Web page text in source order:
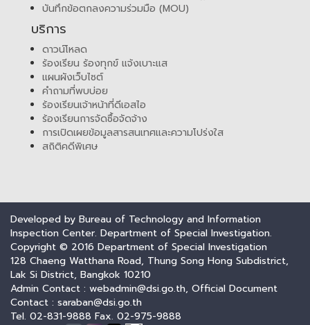
บันทึกข้อตกลงความร่วมมือ (MOU)
บริการ
ดาวน์โหลด
ร้องเรียน ร้องทุกข์ แจ้งเบาะแส
แผนผังเว็บไซต์
คำถามที่พบบ่อย
ร้องเรียนเจ้าหน้าที่ดีเอสไอ
ร้องเรียนการจัดซื้อจัดจ้าง
การเปิดเผยข้อมูลสารสนเทศและความโปร่งใส
สถิติคดีพิเศษ
Developed by Bureau of Technology and Information
Inspection Center. Department of Special Investigation.
Copyright © 2016 Department of Special Investigation
128 Chaeng Watthana Road, Thung Song Hong Subdistrict,
Lak Si District, Bangkok 10210
Admin Contact : webadmin@dsi.go.th, Official Document
Contact : saraban@dsi.go.th
Tel. 02-831-9888 Fax. 02-975-9888